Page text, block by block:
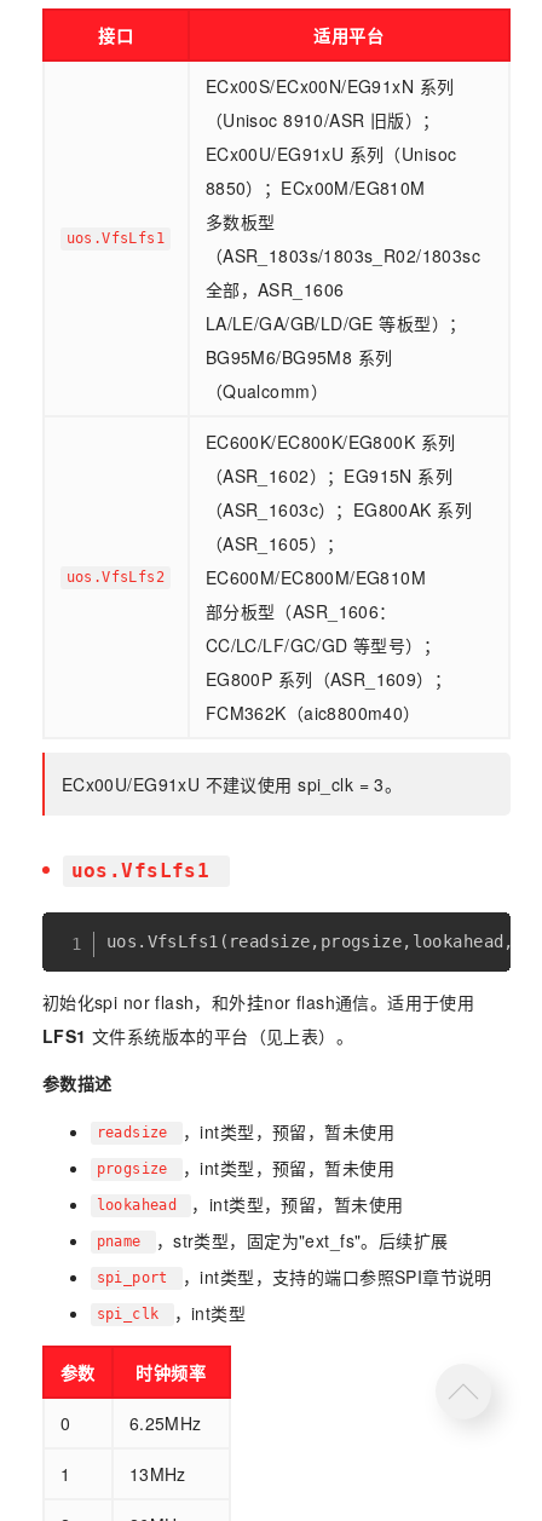
接口 适用平台
uos.VfsLfs1
ECx00S/ECx00N/EG91xN 系列
（Unisoc 8910/ASR 旧版）；
ECx00U/EG91xU 系列（Unisoc
8850）；ECx00M/EG810M
多数板型
（ASR_1803s/1803s_R02/1803sc
全部，ASR_1606
LA/LE/GA/GB/LD/GE 等板型）；
BG95M6/BG95M8 系列
（Qualcomm）
uos.VfsLfs2
EC600K/EC800K/EG800K 系列
（ASR_1602）；EG915N 系列
（ASR_1603c）；EG800AK 系列
（ASR_1605）；
EC600M/EC800M/EG810M
部分板型（ASR_1606：
CC/LC/LF/GC/GD 等型号）；
EG800P 系列（ASR_1609）；
FCM362K（aic8800m40）
ECx00U/EG91xU 不建议使用 spi_clk = 3。
uos.VfsLfs1
uos . VfsLfs1 ( readsize, progsize, lookahead ,
初始化spi nor flash，和外挂nor flash通信。适用于使用
LFS1 文件系统版本的平台（见上表）。
参数描述
readsize ，int类型，预留，暂未使用
progsize ，int类型，预留，暂未使用
lookahead ，int类型，预留，暂未使用
pname ，str类型，固定为"ext_fs"。后续扩展
spi_port ，int类型，支持的端口参照SPI章节说明
spi_clk ，int类型
参数 时钟频率
0 6.25MHz
1 13MHz